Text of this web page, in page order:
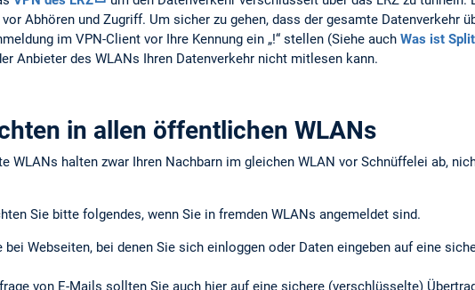
vor Abhören und Zugriff. Um sicher zu gehen, dass der gesamte Datenverkehr
im VPN-Client vor Ihre Kennung ein „!“ stellen (Siehe auch Was ist
Anbieter des WLANs Ihren Datenverkehr nicht mitlesen kann.
in allen öffentlichen WLANs
WLANs halten zwar Ihren Nachbarn im gleichen WLAN vor Schnüffelei ab,
Sie bitte folgendes, wenn Sie in fremden WLANs angemeldet sind.
bei Webseiten, bei denen Sie sich einloggen oder Daten eingeben auf eine
von E-Mails sollten Sie auch hier auf eine sichere (verschlüsselte)